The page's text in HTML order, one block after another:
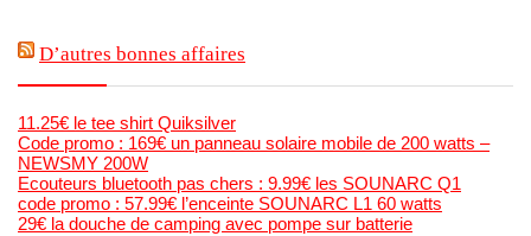
D’autres bonnes affaires
11.25€ le tee shirt Quiksilver
Code promo : 169€ un panneau solaire mobile de 200 watts –
NEWSMY 200W
Ecouteurs bluetooth pas chers : 9.99€ les SOUNARC Q1
code promo : 57.99€ l’enceinte SOUNARC L1 60 watts
29€ la douche de camping avec pompe sur batterie